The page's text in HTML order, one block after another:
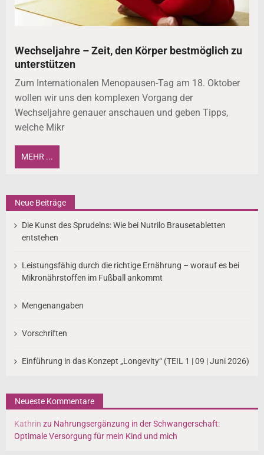
Wechseljahre – Zeit, den Körper bestmöglich zu
unterstützen
Zum Internationalen Menopausen-Tag am 18. Oktober
wollen wir uns den komplexen Vorgang der
Wechseljahre genauer anschauen und geben Tipps,
welche Mikr
MEHR ...
Neue Beiträge
Die Kunst des Sprudelns: Wie bei Nutrilo Brausetabletten
entstehen
Leistungsfähig durch die richtige Ernährung – worauf es bei
Mikronährstoffen im Fußball ankommt
Mengenangaben
Vorschriften
Einführung in das Konzept „Longevity“ (TEIL 1 | 09 | Juni 2026)
Neueste Kommentare
Kathrin zu Nahrungsergänzung in der Schwangerschaft:
Optimale Versorgung für mein Kind und mich